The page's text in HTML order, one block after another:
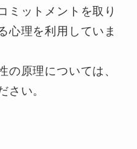
ミットメントを取り
心理を利用していま
の原理については、
さい。